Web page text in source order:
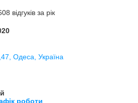
відгуків за рік
Одеса, Україна
роботи